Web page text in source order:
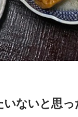
ないと思っ